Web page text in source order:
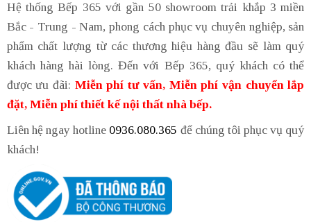
Hệ thống Bếp 365 với gần 50 showroom trải khắp 3 miền
Bắc - Trung - Nam, phong cách phục vụ chuyên nghiệp, sản
phẩm chất lượng từ các thương hiệu hàng đầu sẽ làm quý
khách hàng hài lòng. Đến với Bếp 365, quý khách có thể
được ưu đãi: Miễn phí tư vấn, Miễn phí vận chuyển lắp
đặt, Miễn phí thiết kế nội thất nhà bếp.
Liên hệ ngay hotline 0936.080.365 để chúng tôi phục vụ quý
khách!